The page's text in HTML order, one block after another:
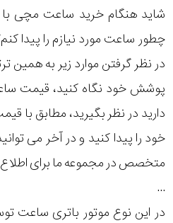
شاید هنگام خرید ساعت مچی با
چطور ساعت مورد نیازم را پیدا
در نظر گرفتن موارد زیر به
پوشش خود نگاه کنید، قیمت
دارید در نظر بگیرید، مطابق با
خود را پیدا کنید و در آخر می
متخصص در مجموعه ما برای
...
در این نوع موتور باتری ساعت
متی
سرجیو
تاکینی
نمایش
محدوده
عرض
طرح
بند
طرح